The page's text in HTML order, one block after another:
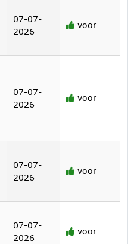
07-07-
2026
voor
07-07-
2026
voor
07-07-
2026
voor
07-07-
2026
voor